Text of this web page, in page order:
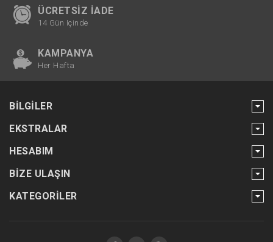
ÜCRETSIZ İADE
14 Gün Içinde
KAMPANYA
Her Hafta
BILGILER
EKSTRALAR
HESABIM
BIZE ULAŞIN
KATEGORILER